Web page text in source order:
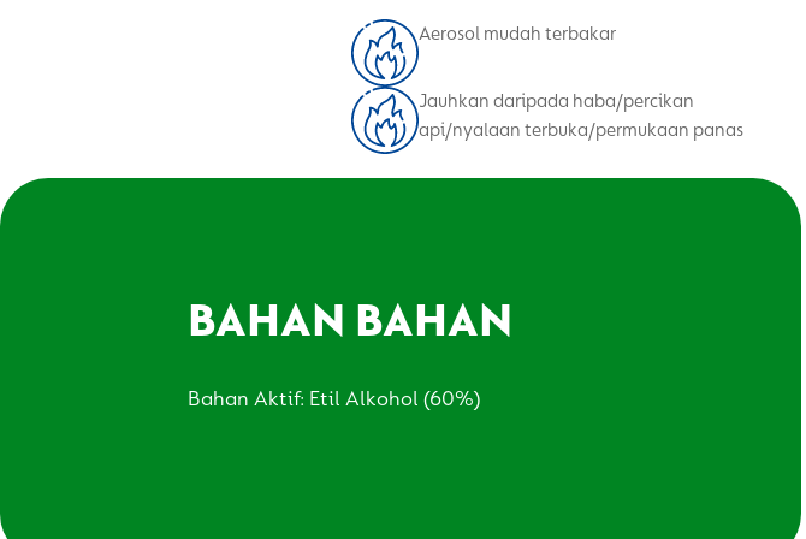
Aerosol mudah terbakar
Jauhkan daripada haba/percikan
api/nyalaan terbuka/permukaan panas
BAHAN BAHAN
Bahan Aktif: Etil Alkohol (60%)